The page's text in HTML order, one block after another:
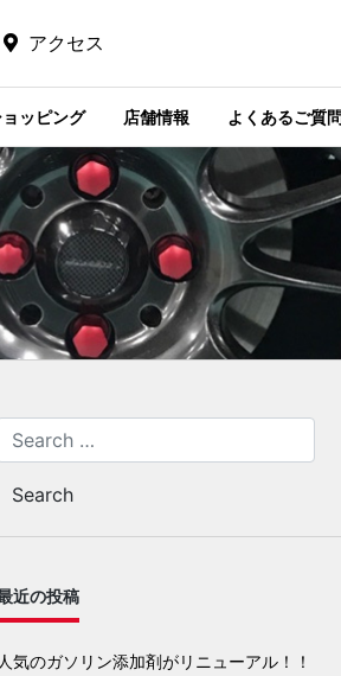
アクセス
ッピング 店舗情報 よくあるご質
近の投稿
気のガソリン添加剤がリニューアル！！